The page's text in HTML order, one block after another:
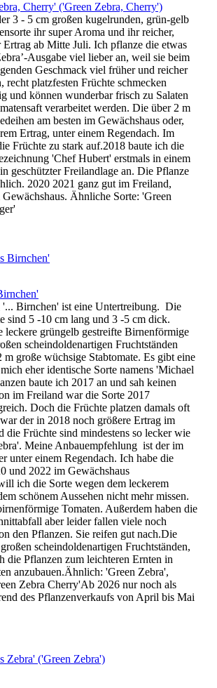
Cherry' ('Green Zebra, Cherry')
3 - 5 cm großen kugelrunden, grün-gelb
ihr super Aroma und ihr reicher,
Ertrag ab Mitte Juli. Ich pflanze die etwas
Ausgabe viel lieber an, weil sie beim
Geschmack viel früher und reicher
recht platzfesten Früchte schmecken
und können wunderbar frisch zu Salaten
verarbeitet werden. Die über 2 m
am besten im Gewächshaus oder,
Ertrag, unter einem Regendach. Im
Früchte zu stark auf.2018 baute ich die
'Chef Hubert' erstmals in einem
geschützter Freilandlage an. Die Pflanze
2020 2021 ganz gut im Freiland,
Ähnliche Sorte: 'Green
Birnchen' ist eine Untertreibung. Die
sind 5 -10 cm lang und 3 -5 cm dick.
leckere grüngelb gestreifte Birnenförmige
scheindoldenartigen Fruchtständen
m große wüchsige Stabtomate. Es gibt eine
eher identische Sorte namens 'Michael
baute ich 2017 an und sah keinen
im Freiland war die Sorte 2017
Doch die Früchte platzen damals oft
der in 2018 noch größere Ertrag im
die Früchte sind mindestens so lecker wie
Meine Anbauempfehlung ist der im
unter einem Regendach. Ich habe die
und 2022 im Gewächshaus
ich die Sorte wegen dem leckerem
schönem Aussehen nicht mehr missen.
Tomaten. Außerdem haben die
aber leider fallen viele noch
den Pflanzen. Sie reifen gut nach.Die
scheindoldenartigen Fruchtständen,
die Pflanzen zum leichteren Ernten in
anzubauen.Ähnlich: 'Green Zebra',
Zebra Cherry'Ab 2026 nur noch als
des Pflanzenverkaufs von April bis Mai